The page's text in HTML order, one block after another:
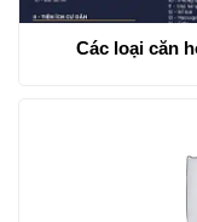
Các loại căn